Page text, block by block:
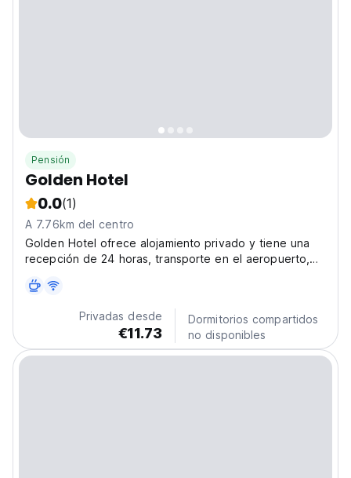
Pensión
Golden Hotel
0.0(1)
A 7.76km del centro
Golden Hotel ofrece alojamiento privado y tiene una
recepción de 24 horas, transporte en el aeropuerto,
propiedad.
Privadas desde
€11.73
Dormitorios compartidos
no disponibles